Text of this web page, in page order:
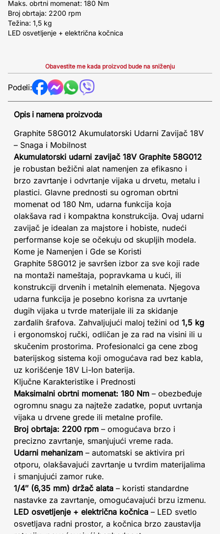
Maks. obrtni momenat: 180 Nm
Broj obrtaja: 2200 rpm
Težina: 1,5 kg
LED osvetljenje + električna kočnica
Obavestite me kada proizvod bude na sniženju
Podeli:
Opis i namena proizvoda
Graphite 58G012 Akumulatorski Udarni Zavijač 18V
– Snaga i Mobilnost
Akumulatorski udarni zavijač 18V Graphite 58G012
je robustan bežični alat namenjen za efikasno i
brzo zavrtanje i odvrtanje vijaka u drvetu, metalu i
plastici. Glavne prednosti su ogroman obrtni
momenat od 180 Nm, udarna funkcija koja
olakšava rad i kompaktna konstrukcija. Ovaj udarni
zavijač je idealan za majstore i hobiste, nudeći
performanse koje se očekuju od skupljih modela.
Kome je Namenjen i Gde se Koristi
Graphite 58G012 je savršen izbor za sve koji rade
na montaži nameštaja, popravkama u kući, ili
konstrukciji drvenih i metalnih elemenata. Njegova
udarna funkcija je posebno korisna za uvrtanje
dugih vijaka u tvrde materijale ili za skidanje
zarđalih šrafova. Zahvaljujući maloj težini od 1,5 kg
i ergonomskoj ručki, odličan je za rad na visini ili u
skučenim prostorima. Profesionalci ga cene zbog
baterijskog sistema koji omogućava rad bez kabla,
uz korišćenje 18V Li-Ion baterija.
Ključne Karakteristike i Prednosti
Maksimalni obrtni momenat: 180 Nm – obezbeđuje
ogromnu snagu za najteže zadatke, poput uvrtanja
vijaka u drvene grede ili metalne profile.
Broj obrtaja: 2200 rpm – omogućava brzo i
precizno zavrtanje, smanjujući vreme rada.
Udarni mehanizam – automatski se aktivira pri
otporu, olakšavajući zavrtanje u tvrdim materijalima
i smanjujući zamor ruke.
1/4″ (6,35 mm) držač alata – koristi standardne
nastavke za zavrtanje, omogućavajući brzu izmenu.
LED osvetljenje + električna kočnica – LED svetlo
osvetljava radni prostor, a kočnica brzo zaustavlja